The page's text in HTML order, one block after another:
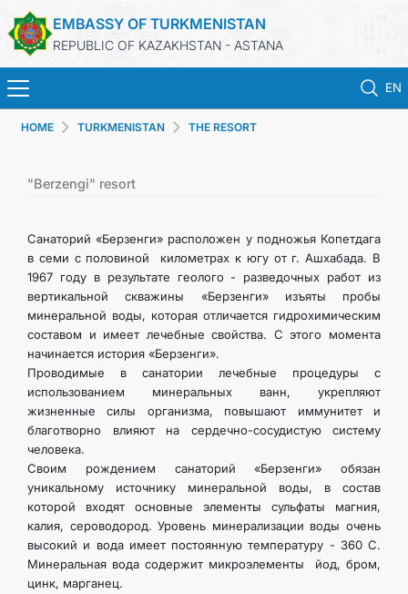
EMBASSY OF TURKMENISTAN
REPUBLIC OF KAZAKHSTAN - ASTANA
EN
HOME
CONSULAR SERVICES
MFA
CONTACT US
HOME TURKMENISTAN THE RESORT
"Berzengi" resort
Санаторий «Берзенги» расположен у подножья Копетдага
в семи с половиной километрах к югу от г. Ашхабада. В
1967 году в результате геолого - разведочных работ из
вертикальной скважины «Берзенги» изъяты пробы
минеральной воды, которая отличается гидрохимическим
составом и имеет лечебные свойства. С этого момента
начинается история «Берзенги».
Проводимые в санатории лечебные процедуры с
использованием минеральных ванн, укрепляют
жизненные силы организма, повышают иммунитет и
благотворно влияют на сердечно-сосудистую систему
человека.
Своим рождением санаторий «Берзенги» обязан
уникальному источнику минеральной воды, в состав
которой входят основные элементы сульфаты магния,
калия, сероводород. Уровень минерализации воды очень
высокий и вода имеет постоянную температуру - 360 С.
Минеральная вода содержит микроэлементы йод, бром,
цинк, марганец.